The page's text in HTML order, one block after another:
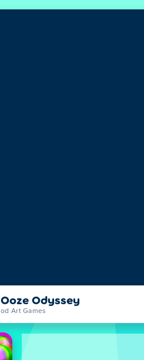
Ooze Odyssey
od Art Games